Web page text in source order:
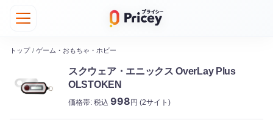
トップ / ゲーム・おもちゃ・ホビー
スクウェア・エニックス OverLay Plus
OLSTOKEN
価格帯: 税込 998円 (2サイト)